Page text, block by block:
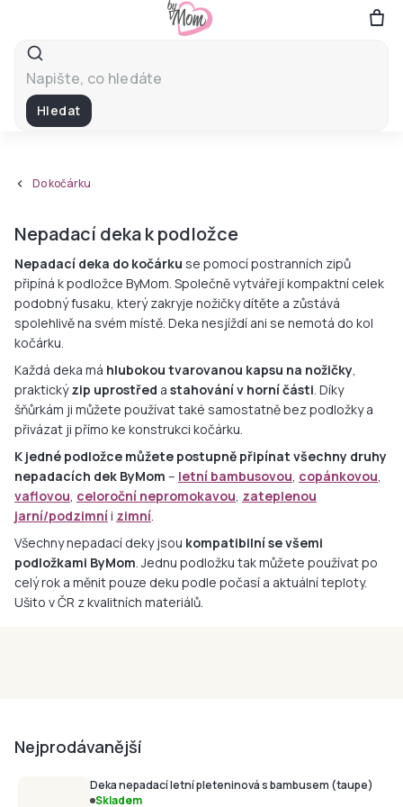
obsah
Hledat
Do kočárku
Nepadací deka k podložce
Nepadací deka do kočárku se pomocí postranních zipů
připíná k podložce ByMom. Společně vytvářejí kompaktní celek
podobný fusaku, který zakryje nožičky dítěte a zůstává
spolehlivě na svém místě. Deka nesjíždí ani se nemotá do kol
kočárku.
Každá deka má hlubokou tvarovanou kapsu na nožičky,
praktickýzip uprostřed a stahování v horní části. Díky
šňůrkám ji můžete používat také samostatně bez podložky a
přivázat ji přímo ke konstrukci kočárku.
K jedné podložce můžete postupně připínat všechny druhy
nepadacích dek ByMom – letní bambusovou, copánkovou,
vaflovou, celoroční nepromokavou, zateplenou
jarní/podzimníi zimní.
Všechny nepadací deky jsou kompatibilní se všemi
podložkami ByMom. Jednu podložku tak můžete používat po
celý rok a měnit pouze deku podle počasí a aktuální teploty.
Ušito v ČR z kvalitních materiálů.
Nejprodávanější
Deka nepadací letní pleteninová s bambusem (taupe)
Skladem